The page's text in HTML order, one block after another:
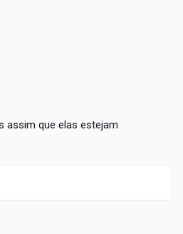
assim que elas estejam